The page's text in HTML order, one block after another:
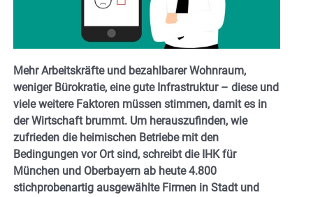
Mehr Arbeitskräfte und bezahlbarer Wohnraum,
weniger Bürokratie, eine gute Infrastruktur – diese und
viele weitere Faktoren müssen stimmen, damit es in
der Wirtschaft brummt. Um herauszufinden, wie
zufrieden die heimischen Betriebe mit den
Bedingungen vor Ort sind, schreibt die IHK für
München und Oberbayern ab heute 4.800
stichprobenartig ausgewählte Firmen in Stadt und